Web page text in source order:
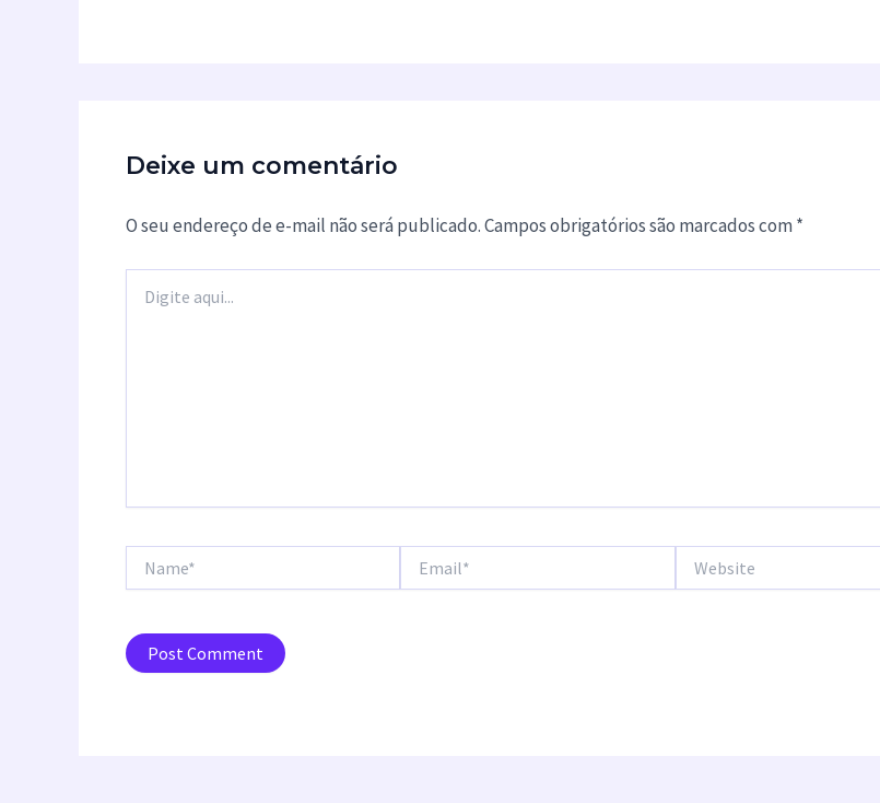
Deixe um comentário
O seu endereço de e-mail não será publicado.Campos obrigatórios são marcados com*
aqui...